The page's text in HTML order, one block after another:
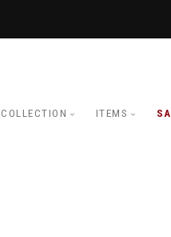
COLLECTION ITEMS